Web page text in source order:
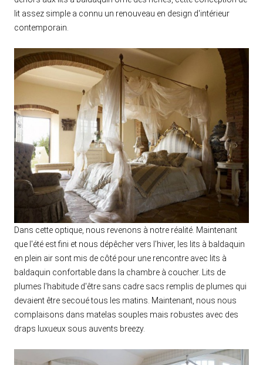
lit assez simple a connu un renouveau en design d'intérieur
contemporain.
Dans cette optique, nous revenons à notre réalité. Maintenant
que l'été est fini et nous dépêcher vers l'hiver, les lits à baldaquin
en plein air sont mis de côté pour une rencontre avec lits à
baldaquin confortable dans la chambre à coucher. Lits de
plumes l'habitude d'être sans cadre sacs remplis de plumes qui
devaient être secoué tous les matins. Maintenant, nous nous
complaisons dans matelas souples mais robustes avec des
draps luxueux sous auvents breezy.